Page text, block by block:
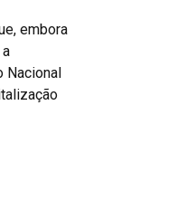
embora
Nacional